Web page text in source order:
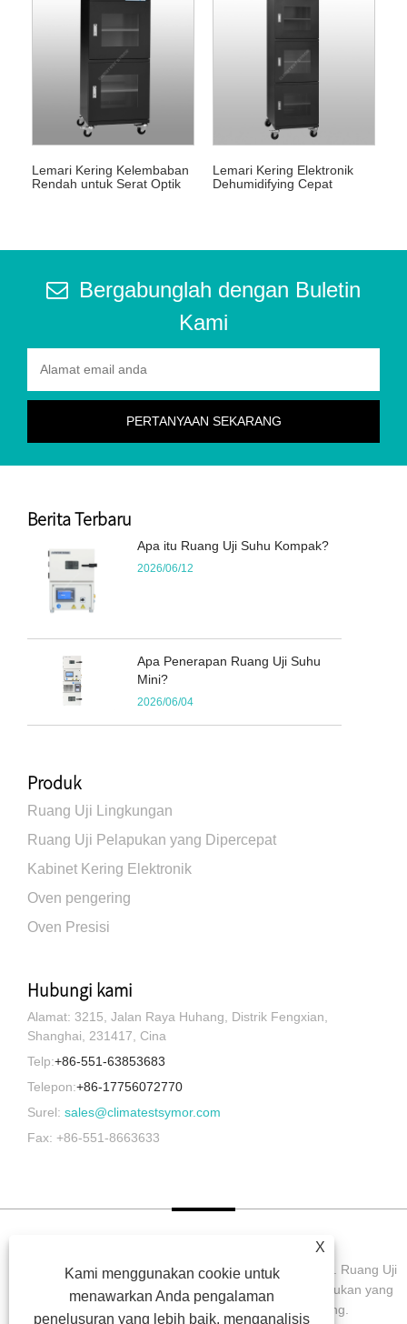
Lemari Kering Kelembaban
Rendah untuk Serat Optik
Lemari Kering Elektronik
Dehumidifying Cepat
Bergabunglah dengan Buletin
Kami
Berita Terbaru
Apa itu Ruang Uji Suhu Kompak?
2026/06/12
Apa Penerapan Ruang Uji Suhu
Mini?
2026/06/04
Produk
Ruang Uji Lingkungan
Ruang Uji Pelapukan yang Dipercepat
Kabinet Kering Elektronik
Oven pengering
Oven Presisi
Hubungi kami
Alamat: 3215, Jalan Raya Huhang, Distrik Fengxian,
Shanghai, 231417, Cina
Telp:+86-551-63853683
Telepon:+86-17756072770
Surel: sales@climatestsymor.com
Fax: +86-551-8663633
Hak Cipta © 2022 Symor Instrument Equipment Co., Ltd. Ruang Uji
Lingkungan, Kabinet Kering Elektronik, Ruang Uji Pelapukan yang
Dipercepat Semua Hak dilindungi undang-undang.
X
Kami menggunakan cookie untuk
menawarkan Anda pengalaman
penelusuran yang lebih baik, menganalisis